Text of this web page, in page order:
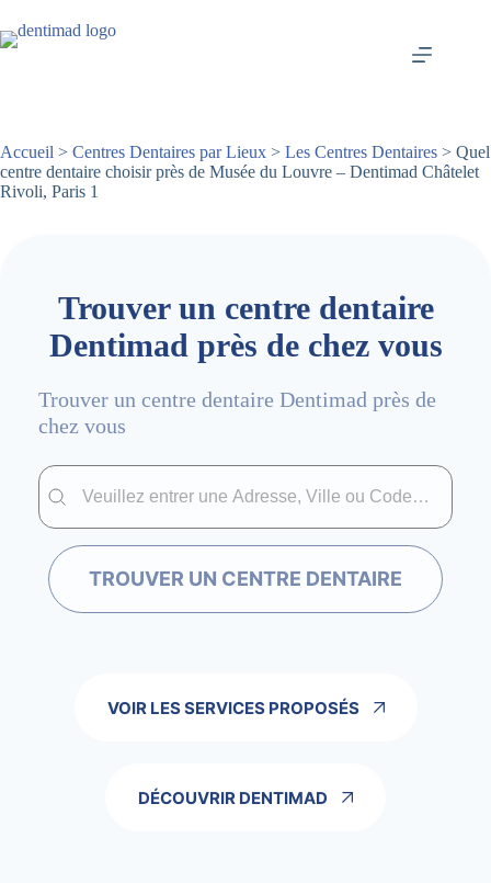
au
contenu
Accueil > Centres Dentaires par Lieux > Les Centres Dentaires > Quel
centre dentaire choisir près de Musée du Louvre – Dentimad Châtelet
Rivoli, Paris 1
Trouver un centre dentaire
Dentimad près de chez vous
Trouver un centre dentaire Dentimad près de
chez vous
Trouver un centre dentaire Dentimad près de
Trouver un centre dentaire Dentimad près de chez vous
TROUVER UN CENTRE DENTAIRE
VOIR LES SERVICES PROPOSÉS
DÉCOUVRIR DENTIMAD